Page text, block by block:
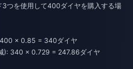
3つを使用して400ダイヤを購入する場
× 0.85 = 340ダイヤ
): 340 × 0.729 = 247.86ダイヤ